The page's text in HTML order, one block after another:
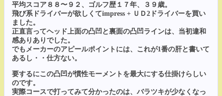
平均スコア８８〜９２、ゴルフ歴１７年、３９歳。
飛び系ドライバーが欲しくてimpress + ＵＤ2ドライバーを買い
ました。
正直言ってヘッド上面の凸凹と裏面の凸凹ラインは、当初違和
感ありありでした。
でもメーカーのアピールポイントには、これが1番の肝と書いて
あるし・・仕方ない。
要するにこの凸凹が慣性モーメントを最大にする仕掛けらしい
のです。
実際コースで打ってみて分かったのは、バラツキが少なくなっ